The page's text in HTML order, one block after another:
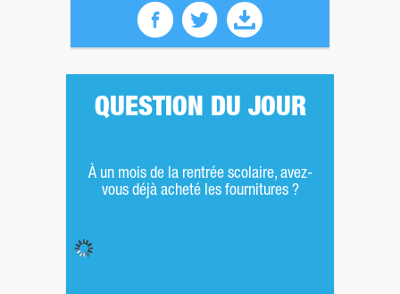
QUESTION DU JOUR
À un mois de la rentrée scolaire, avez-
vous déjà acheté les fournitures ?